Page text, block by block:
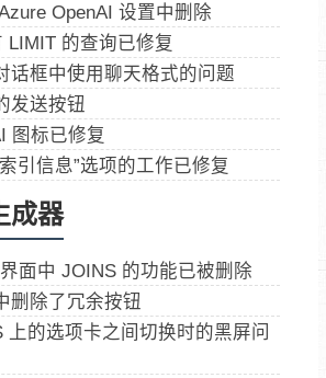
OpenAI 设置中删除
LIMIT 的查询已修复
话框中使用聊天格式的问题
发送按钮
图标已修复
引信息”选项的工作已修复
成器
面中 JOINS 的功能已被删除
删除了冗余按钮
上的选项卡之间切换时的黑屏问